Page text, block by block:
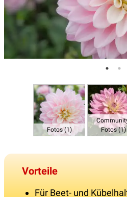
Fotos (1)
Fotos (1)
Vorteile
Für Beet- und